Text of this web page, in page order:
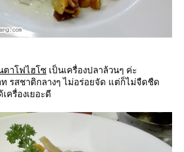
ตาโฟไฮโซ เป็นเครื่องปลาล้วนๆ ค่ะ
ท รสชาติกลางๆ ไม่อร่อยจัด แต่ก็ไม่จืดชืด
ครื่องเยอะดี